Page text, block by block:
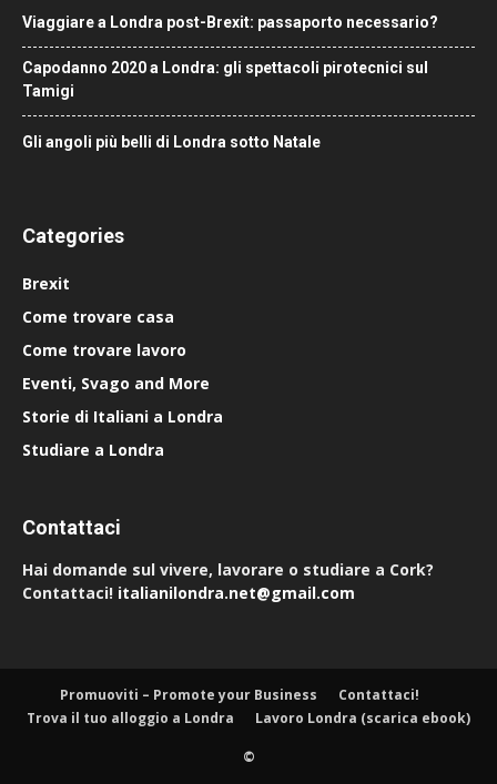
Viaggiare a Londra post-Brexit: passaporto necessario?
Capodanno 2020 a Londra: gli spettacoli pirotecnici sul
Tamigi
Gli angoli più belli di Londra sotto Natale
Categories
Brexit
Come trovare casa
Come trovare lavoro
Eventi, Svago and More
Storie di Italiani a Londra
Studiare a Londra
Contattaci
Hai domande sul vivere, lavorare o studiare a Cork?
Contattaci! italianilondra.net@gmail.com
Promuoviti – Promote your Business
Contattaci!
Trova il tuo alloggio a Londra
Lavoro Londra (scarica ebook)
©